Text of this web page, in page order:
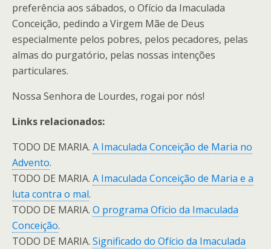
preferência aos sábados, o Ofício da Imaculada
Conceição, pedindo a Virgem Mãe de Deus
especialmente pelos pobres, pelos pecadores, pelas
almas do purgatório, pelas nossas intenções
particulares.
Nossa Senhora de Lourdes, rogai por nós!
Links relacionados:
TODO DE MARIA. A Imaculada Conceição de Maria no
Advento.
TODO DE MARIA. A Imaculada Conceição de Maria e a
luta contra o mal.
TODO DE MARIA. O programa Ofício da Imaculada
Conceição.
TODO DE MARIA. Significado do Ofício da Imaculada